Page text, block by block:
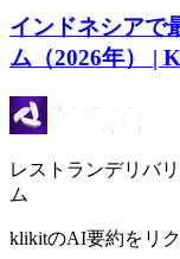
インドネシアで
ム（2026年） |
レストランデリバ
ム
klikitのAI要約をリ